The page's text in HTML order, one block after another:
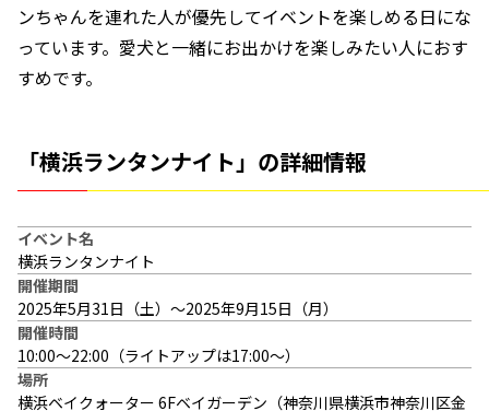
ンちゃんを連れた人が優先してイベントを楽しめる日にな
っています。愛犬と一緒にお出かけを楽しみたい人におす
すめです。
「横浜ランタンナイト」の詳細情報
イベント名
横浜ランタンナイト
開催期間
2025年5月31日（土）〜2025年9月15日（月）
開催時間
10:00～22:00（ライトアップは17:00～）
場所
横浜ベイクォーター 6Fベイガーデン（神奈川県横浜市神奈川区金